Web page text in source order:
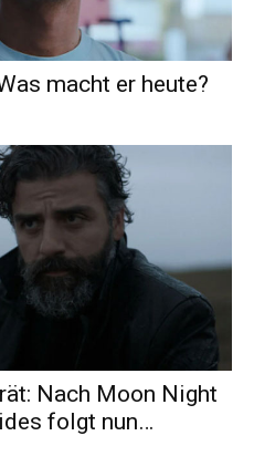
macht er heute?
Nach Moon Night
folgt nun…